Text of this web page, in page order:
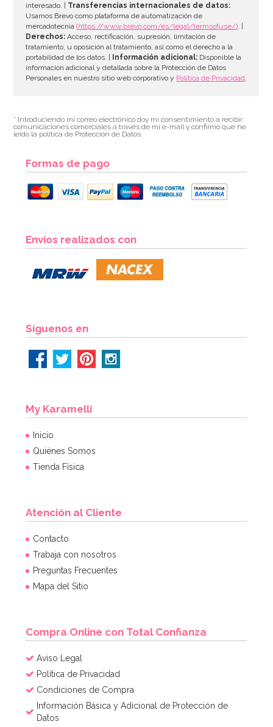
interesado. | Transferencias internacionales de datos:
Usamos Brevo como plataforma de automatización de
mercadotecnia(https://www.brevo.com/es/legal/termsofuse/). |
Derechos: Acceso, rectificación, supresión, limitación de
tratamiento, u oposición al tratamiento, así como el derecho a la
portabilidad de los datos. |
Información adicional: Disponible la
información adicional y detallada sobre la Protección de Datos
Personales en nuestro sitio web corporativo y Política de Privacidad.
* Introduciendo mi correo electrónico doy mi consentimiento a recibir
comunicaciones comerciales a través de mi e-mail y confirmo que he
leído la política de Protección de Datos.
Formas de pago
Envíos realizados con
Síguenos en
My Karamelli
Inicio
Quiénes Somos
Tienda Física
Atención al Cliente
Contacto
Trabaja con nosotros
Preguntas Frecuentes
Mapa del Sitio
Compra Online con Total Confianza
Aviso Legal
Política de Privacidad
Condiciones de Compra
Información Básica y Adicional de Protección de
Datos